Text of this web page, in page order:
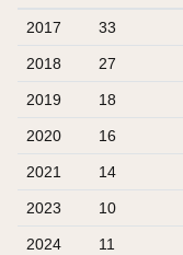
2017 33
2018 27
2019 18
2020 16
2021 14
2023 10
2024 11